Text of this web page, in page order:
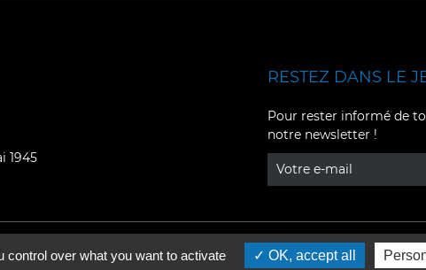
1945
YouTube
RESTEZ DANS LE
Pour rester informé de
notre newsletter !
over what you want to activate OK, accept all